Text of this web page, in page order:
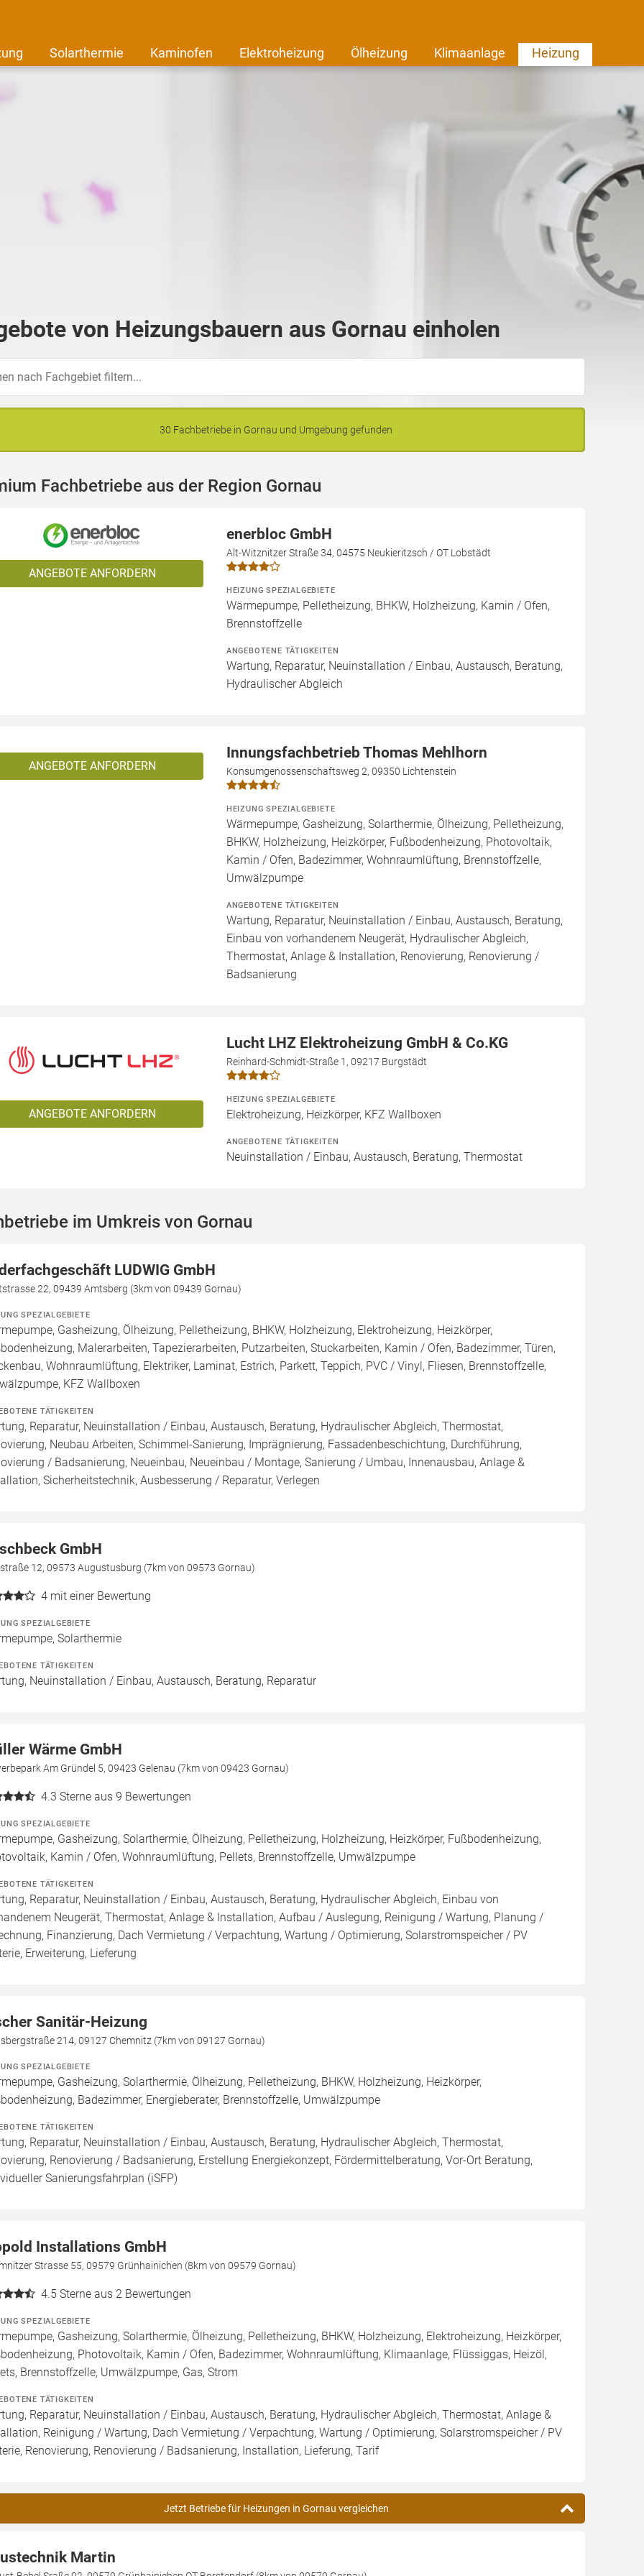
Solarthermie Kaminofen Elektroheizung Ölheizung Klimaanlage Heizung
von Heizungsbauern aus Gornau einholen
30 Fachbetriebe in Gornau und Umgebung gefunden
Fachbetriebe aus der Region Gornau
ANGEBOTE ANFORDERN
enerbloc GmbH
Alt-Witznitzer Straße 34, 04575 Neukieritzsch / OT Lobstädt
HEIZUNG SPEZIALGEBIETE
Wärmepumpe, Pelletheizung, BHKW, Holzheizung, Kamin / Ofen,
Brennstoffzelle
ANGEBOTENE TÄTIGKEITEN
Wartung, Reparatur, Neuinstallation / Einbau, Austausch, Beratung,
Hydraulischer Abgleich
ANGEBOTE ANFORDERN
Innungsfachbetrieb Thomas Mehlhorn
Konsumgenossenschaftsweg 2, 09350 Lichtenstein
HEIZUNG SPEZIALGEBIETE
Wärmepumpe, Gasheizung, Solarthermie, Ölheizung, Pelletheizung,
BHKW, Holzheizung, Heizkörper, Fußbodenheizung, Photovoltaik,
Kamin / Ofen, Badezimmer, Wohnraumlüftung, Brennstoffzelle,
Umwälzpumpe
ANGEBOTENE TÄTIGKEITEN
Wartung, Reparatur, Neuinstallation / Einbau, Austausch, Beratung,
Einbau von vorhandenem Neugerät, Hydraulischer Abgleich,
Thermostat, Anlage & Installation, Renovierung, Renovierung /
Badsanierung
ANGEBOTE ANFORDERN
Lucht LHZ Elektroheizung GmbH & Co.KG
Reinhard-Schmidt-Straße 1, 09217 Burgstädt
HEIZUNG SPEZIALGEBIETE
Elektroheizung, Heizkörper, KFZ Wallboxen
ANGEBOTENE TÄTIGKEITEN
Neuinstallation / Einbau, Austausch, Beratung, Thermostat
im Umkreis von Gornau
LUDWIG GmbH
22, 09439 Amtsberg (3km von 09439 Gornau)
SPEZIALGEBIETE
Gasheizung, Ölheizung, Pelletheizung, BHKW, Holzheizung, Elektroheizung, Heizkörper,
Malerarbeiten, Tapezierarbeiten, Putzarbeiten, Stuckarbeiten, Kamin / Ofen, Badezimmer, Türen,
Wohnraumlüftung, Elektriker, Laminat, Estrich, Parkett, Teppich, PVC / Vinyl, Fliesen, Brennstoffzelle,
KFZ Wallboxen
TÄTIGKEITEN
Reparatur, Neuinstallation / Einbau, Austausch, Beratung, Hydraulischer Abgleich, Thermostat,
Neubau Arbeiten, Schimmel-Sanierung, Imprägnierung, Fassadenbeschichtung, Durchführung,
/ Badsanierung, Neueinbau, Neueinbau / Montage, Sanierung / Umbau, Innenausbau, Anlage &
Sicherheitstechnik, Ausbesserung / Reparatur, Verlegen
GmbH
12, 09573 Augustusburg (7km von 09573 Gornau)
4 mit einer Bewertung
SPEZIALGEBIETE
Solarthermie
TÄTIGKEITEN
Neuinstallation / Einbau, Austausch, Beratung, Reparatur
Wärme GmbH
Am Gründel 5, 09423 Gelenau (7km von 09423 Gornau)
4.3 Sterne aus 9 Bewertungen
SPEZIALGEBIETE
Gasheizung, Solarthermie, Ölheizung, Pelletheizung, Holzheizung, Heizkörper, Fußbodenheizung,
Kamin / Ofen, Wohnraumlüftung, Pellets, Brennstoffzelle, Umwälzpumpe
TÄTIGKEITEN
Reparatur, Neuinstallation / Einbau, Austausch, Beratung, Hydraulischer Abgleich, Einbau von
Neugerät, Thermostat, Anlage & Installation, Aufbau / Auslegung, Reinigung / Wartung, Planung /
Finanzierung, Dach Vermietung / Verpachtung, Wartung / Optimierung, Solarstromspeicher / PV
Erweiterung, Lieferung
Sanitär-Heizung
214, 09127 Chemnitz (7km von 09127 Gornau)
SPEZIALGEBIETE
Gasheizung, Solarthermie, Ölheizung, Pelletheizung, BHKW, Holzheizung, Heizkörper,
Badezimmer, Energieberater, Brennstoffzelle, Umwälzpumpe
TÄTIGKEITEN
Reparatur, Neuinstallation / Einbau, Austausch, Beratung, Hydraulischer Abgleich, Thermostat,
Renovierung / Badsanierung, Erstellung Energiekonzept, Fördermittelberatung, Vor-Ort Beratung,
Sanierungsfahrplan (iSFP)
Installations GmbH
Strasse 55, 09579 Grünhainichen (8km von 09579 Gornau)
4.5 Sterne aus 2 Bewertungen
SPEZIALGEBIETE
Gasheizung, Solarthermie, Ölheizung, Pelletheizung, BHKW, Holzheizung, Elektroheizung, Heizkörper,
Photovoltaik, Kamin / Ofen, Badezimmer, Wohnraumlüftung, Klimaanlage, Flüssiggas, Heizöl,
Brennstoffzelle, Umwälzpumpe, Gas, Strom
TÄTIGKEITEN
Reparatur, Neuinstallation / Einbau, Austausch, Beratung, Hydraulischer Abgleich, Thermostat, Anlage &
Reinigung / Wartung, Dach Vermietung / Verpachtung, Wartung / Optimierung, Solarstromspeicher / PV
Renovierung, Renovierung / Badsanierung, Installation, Lieferung, Tarif
Jetzt Betriebe für Heizungen in Gornau vergleichen
Martin